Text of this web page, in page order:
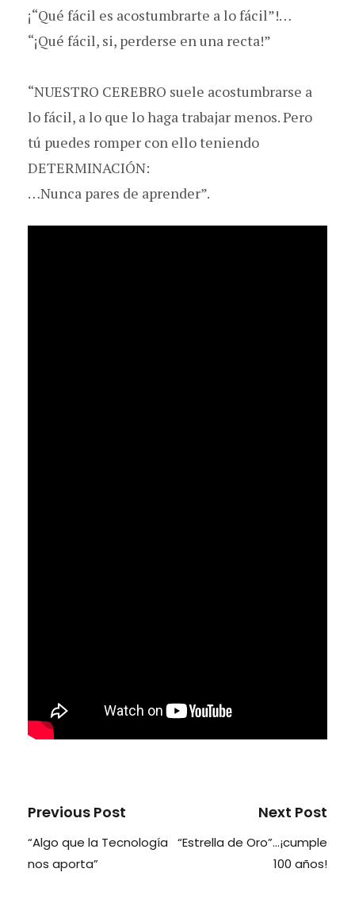
¡“Qué fácil es acostumbrarte a lo fácil”!…
“¡Qué fácil, si, perderse en una recta!”
“NUESTRO CEREBRO suele acostumbrarse a
lo fácil, a lo que lo haga trabajar menos. Pero
tú puedes romper con ello teniendo
DETERMINACIÓN:
…Nunca pares de aprender”.
Previous Post
“Algo que la Tecnología
nos aporta”
Next Post
“Estrella de Oro”…¡cumple
100 años!